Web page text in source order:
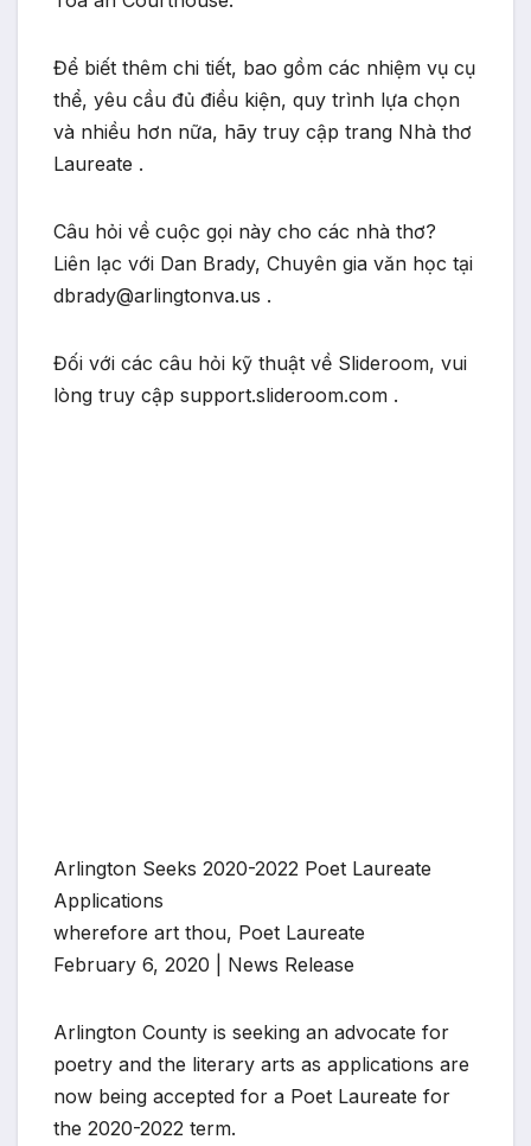
Để biết thêm chi tiết, bao gồm các nhiệm vụ cụ
thể, yêu cầu đủ điều kiện, quy trình lựa chọn
và nhiều hơn nữa, hãy truy cập trang Nhà thơ
Laureate .
Câu hỏi về cuộc gọi này cho các nhà thơ?
Liên lạc với Dan Brady, Chuyên gia văn học tại
dbrady@arlingtonva.us .
Đối với các câu hỏi kỹ thuật về Slideroom, vui
lòng truy cập support.slideroom.com .
Arlington Seeks 2020-2022 Poet Laureate
Applications
wherefore art thou, Poet Laureate
February 6, 2020 | News Release
Arlington County is seeking an advocate for
poetry and the literary arts as applications are
now being accepted for a Poet Laureate for
the 2020-2022 term.